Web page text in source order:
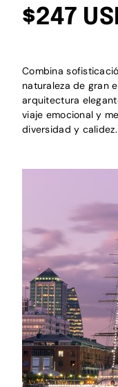
$247
Combina
naturaleza de gran
arquitectura
viaje emocional y
diversidad y calidez.